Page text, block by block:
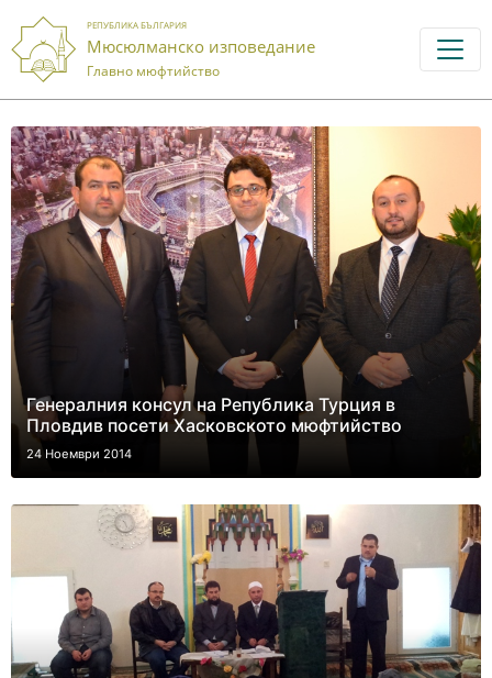
РЕПУБЛИКА БЪЛГАРИЯ
Мюсюлманско изповедание
Главно мюфтийство
Генералния консул на Република Турция в
Пловдив посети Хасковското мюфтийство
24 Ноември 2014